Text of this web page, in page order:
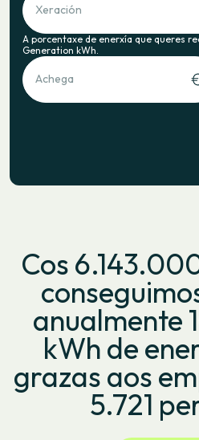
Xeración
A porcentaxe de enerxía que queres
Generation kWh.
Achega
Cos
anualmente
kWh de
grazas aos
5.721